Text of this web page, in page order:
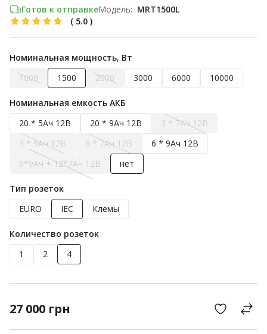
Готов к отправкеМодель: MRT1500L
( 5.0 )
Номинальная мощность, Вт
1000
1500 2000 3000 6000 10000
Номинальная емкость АКБ
20 * 5Ач 12В
20 * 9Ач 12В
3 * 7Ач 12В
3 * 9Ач 12В
6 * 7Ач 12В
6 * 9Ач 12В
6*9Ач + 12*7Ач 12B
нет
Тип розеток
EURO
IEC Клемы
Количество розеток
1
2 4
27 000 грн